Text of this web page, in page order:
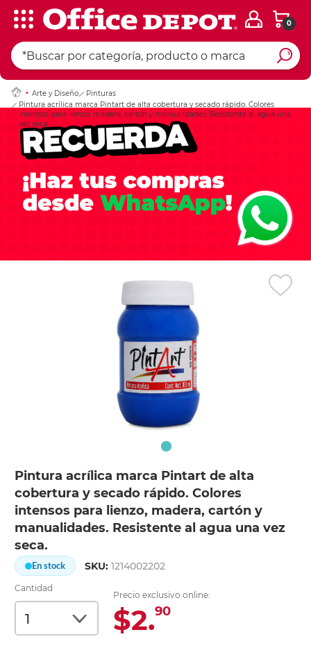
0
Arte y Diseño
Pinturas
Pintura acrílica marca Pintart de alta cobertura y secado rápido. Colores
intensos para lienzo, madera, cartón y manualidades. Resistente al agua una
vez seca.
Pintura acrílica marca Pintart de alta
cobertura y secado rápido. Colores
intensos para lienzo, madera, cartón y
manualidades. Resistente al agua una vez
seca.
En stock SKU:1214002202
Cantidad
Precio exclusivo online:
$2.90
Ingresar Codigo